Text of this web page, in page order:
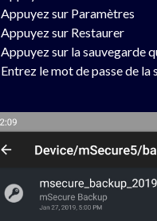
Appuyez sur Paramètres
Appuyez sur Restaurer
Appuyez sur la sauvegarde
Entrez le mot de passe de la